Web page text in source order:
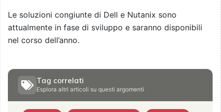
Le soluzioni congiunte di Dell e Nutanix sono
attualmente in fase di sviluppo e saranno disponibili
nel corso dell’anno.
Tag correlati
Esplora altri articoli su questi argomenti